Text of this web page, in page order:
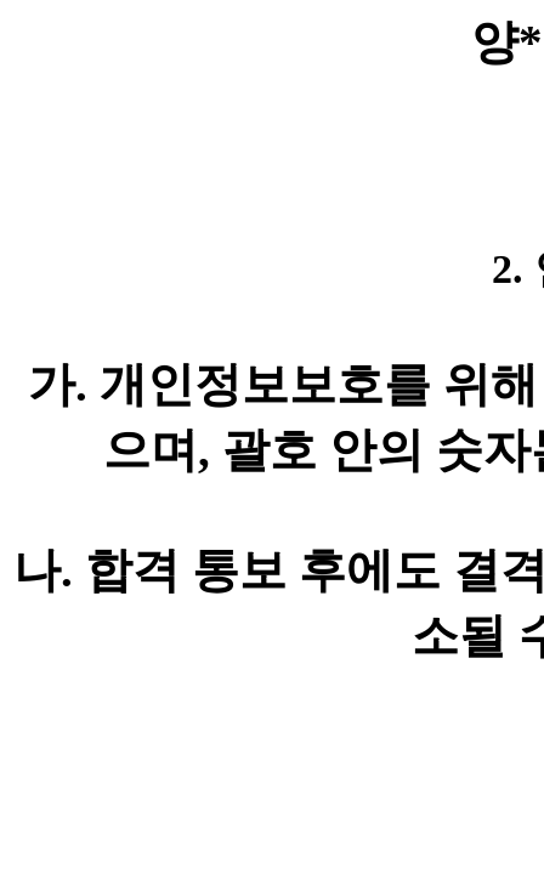
양
2.
가. 개인정보보호를 위
으며, 괄호 안의 숫
나. 합격 통보 후에도 결
소될